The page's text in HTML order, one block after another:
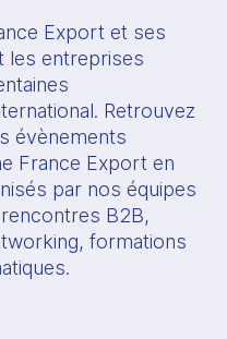
Export et ses
les entreprises
Retrouvez
évènements
France Export en
par nos équipes
B2B,
formations